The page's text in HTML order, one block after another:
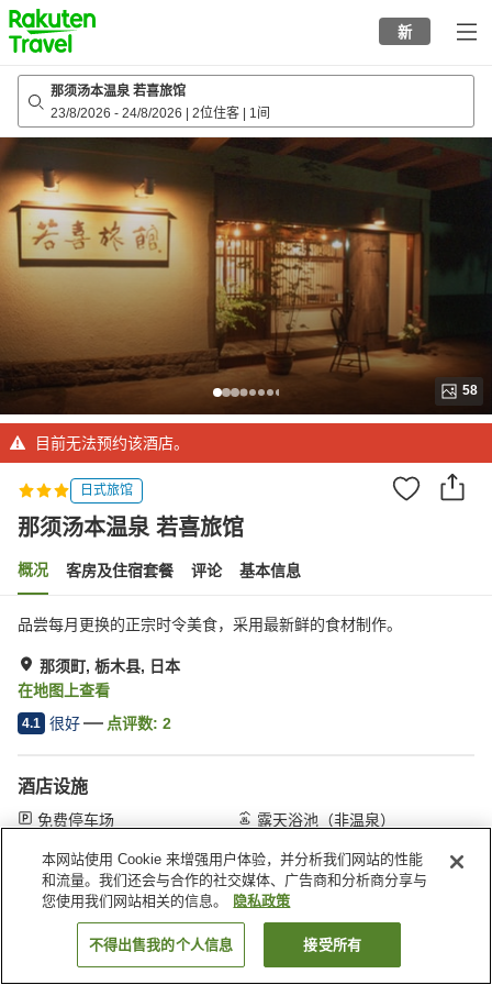
to
top
page
新
那须汤本温泉 若喜旅馆
23/8/2026 - 24/8/2026 2位住客 1间
58
目前无法预约该酒店。
日式旅馆
那须汤本温泉 若喜旅馆
概况 客房及住宿套餐 评论 基本信息
品尝每月更换的正宗时令美食，采用最新鲜的食材制作。
那须町, 栃木县, 日本
在地图上查看
4.1 很好 点评数: 2
酒店设施
免费停车场
露天浴池（非温泉）
首页 日本 栃木县 那须町 那须汤本温泉 若喜旅馆
搜索客房
本网站使用 Cookie 来增强用户体验，并分析我们网站的性能
和流量。我们还会与合作的社交媒体、广告商和分析商分享与
您使用我们网站相关的信息。
隐私政策
不得出售我的个人信息 接受所有